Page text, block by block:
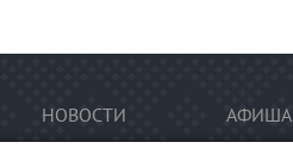
НОВОСТИ АФИША